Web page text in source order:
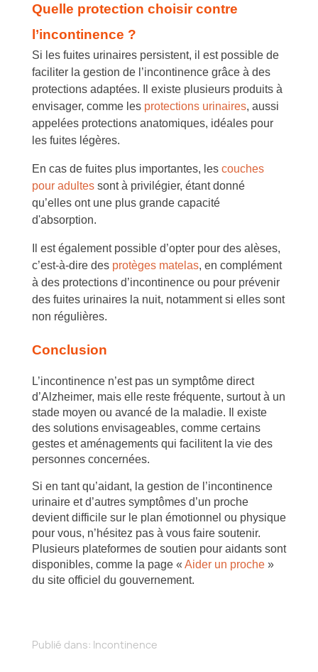
Quelle protection choisir contre
l’incontinence ?
Si les fuites urinaires persistent, il est possible de
faciliter la gestion de l’incontinence grâce à des
protections adaptées. Il existe plusieurs produits à
envisager, comme les protections urinaires, aussi
appelées protections anatomiques, idéales pour
les fuites légères.
En cas de fuites plus importantes, les couches
pour adultes sont à privilégier, étant donné
qu’elles ont une plus grande capacité
d'absorption.
Il est également possible d’opter pour des alèses,
c’est-à-dire des protèges matelas, en complément
à des protections d’incontinence ou pour prévenir
des fuites urinaires la nuit, notamment si elles sont
non régulières.
Conclusion
L’incontinence n’est pas un symptôme direct
d’Alzheimer, mais elle reste fréquente, surtout à un
stade moyen ou avancé de la maladie. Il existe
des solutions envisageables, comme certains
gestes et aménagements qui facilitent la vie des
personnes concernées.
Si en tant qu’aidant, la gestion de l’incontinence
urinaire et d’autres symptômes d’un proche
devient difficile sur le plan émotionnel ou physique
pour vous, n’hésitez pas à vous faire soutenir.
Plusieurs plateformes de soutien pour aidants sont
disponibles, comme la page « Aider un proche »
du site officiel du gouvernement.
Publié dans: Incontinence